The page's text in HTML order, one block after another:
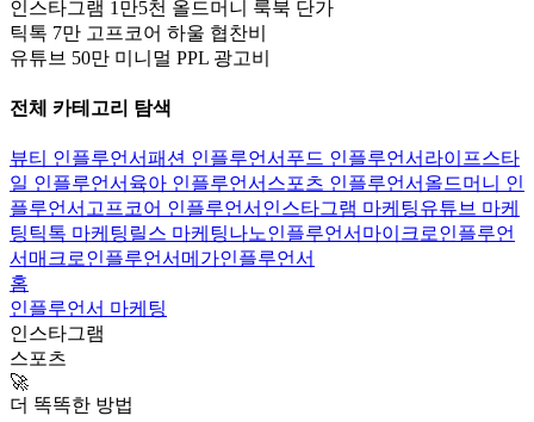
인스타그램 1만5천 올드머니 룩북 단가
틱톡 7만 고프코어 하울 협찬비
유튜브 50만 미니멀 PPL 광고비
전체 카테고리 탐색
뷰티 인플루언서패션 인플루언서 푸드 인플루언서 라이프스타
일 인플루언서 육아 인플루언서 스포츠 인플루언서 올드머니 인
플루언서 고프코어 인플루언서 인스타그램 마케팅유튜브 마케
팅틱톡 마케팅 릴스 마케팅나노인플루언서 마이크로인플루언
서 매크로인플루언서 메가인플루언서
홈
인플루언서 마케팅
인스타그램
스포츠
🚀
더 똑똑한 방법